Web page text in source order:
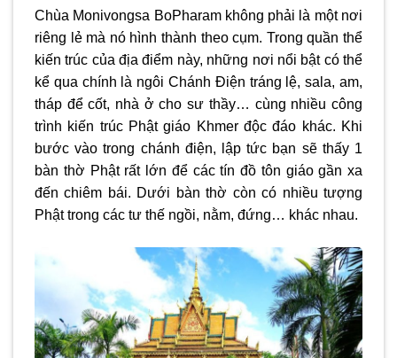
Chùa Monivongsa BoPharam không phải là một nơi
riêng lẻ mà nó hình thành theo cụm. Trong quần thể
kiến trúc của địa điểm này, những nơi nổi bật có thể
kể qua chính là ngôi Chánh Điện tráng lệ, sala, am,
tháp để cốt, nhà ở cho sư thầy… cùng nhiều công
trình kiến trúc Phật giáo Khmer độc đáo khác. Khi
bước vào trong chánh điện, lập tức bạn sẽ thấy 1
bàn thờ Phật rất lớn để các tín đồ tôn giáo gần xa
đến chiêm bái. Dưới bàn thờ còn có nhiều tượng
Phật trong các tư thế ngồi, nằm, đứng… khác nhau.